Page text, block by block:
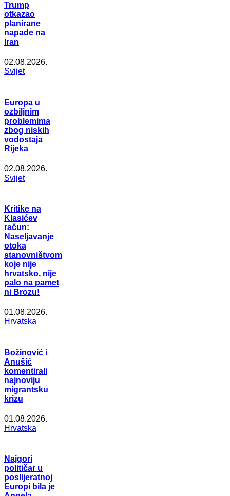
Trump
otkazao
planirane
napade na
Iran
02.08.2026.
Svijet
Europa u
ozbiljnim
problemima
zbog niskih
vodostaja
Rijeka
02.08.2026.
Svijet
Kritike na
Klasićev
račun:
Naseljavanje
otoka
stanovništvom
koje nije
hrvatsko, nije
palo na pamet
ni Brozu!
01.08.2026.
Hrvatska
Božinović i
Anušić
komentirali
najnoviju
migrantsku
krizu
01.08.2026.
Hrvatska
Najgori
političar u
poslijeratnoj
Europi bila je